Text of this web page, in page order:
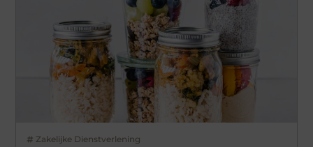
Zakelijke Dienstverlening